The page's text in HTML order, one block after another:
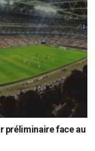
préliminaire face au